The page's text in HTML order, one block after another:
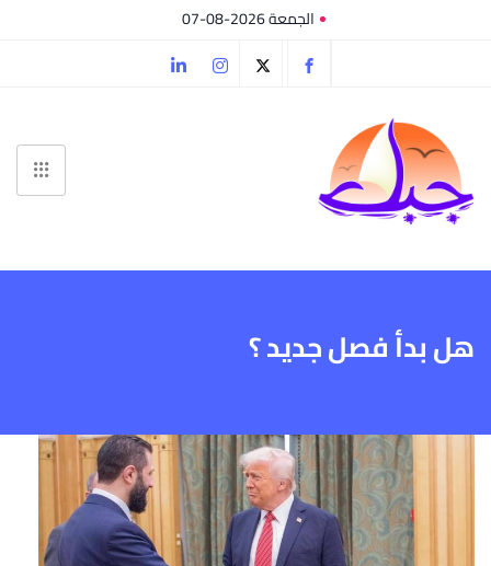
الجمعة 2026-08-07
هل بدأ فصل جديد ؟